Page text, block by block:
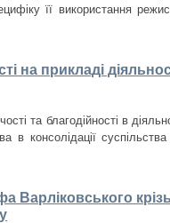
її використання
на прикладі
та благодійності в
в консолідації